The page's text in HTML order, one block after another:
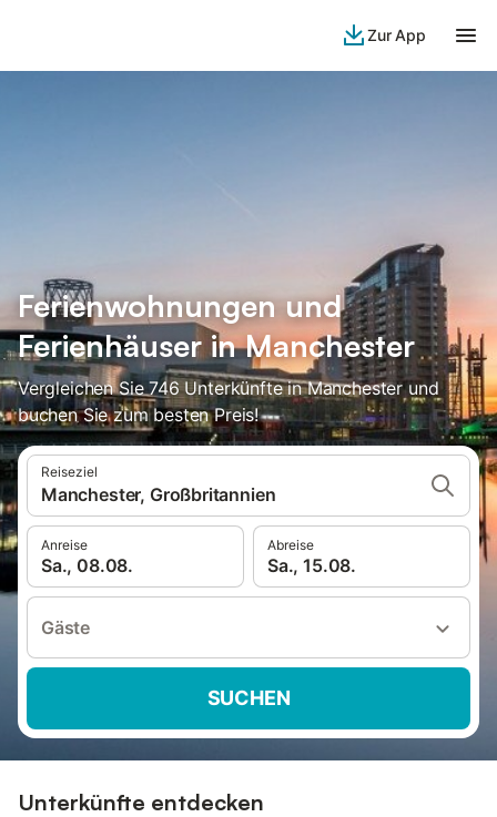
Zur App
Ferienwohnungen und
Ferienhäuser in Manchester
Vergleichen Sie 746 Unterkünfte in Manchester und
buchen Sie zum besten Preis!
Reiseziel
Manchester, Großbritannien
Anreise
Sa., 08.08.
Abreise
Sa., 15.08.
Gäste
SUCHEN
Unterkünfte entdecken